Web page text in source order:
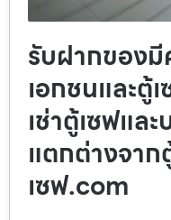
รับฝากของ
เอกชนและตู้
เช่าตู้เซฟแล
แตกต่างจาก
เซฟ.com